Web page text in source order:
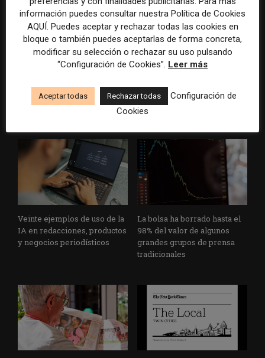
El gran problema
tecnológico de los medios ya
no es la falta de
herramientas, sino su
desconexión
WAN-IFRA reúne las
medios ante la IA, la pérdida
de ingresos y los cambios de
consumo
Veinte ejemplos de uso de la
IA en redacciones, productos
y negocios periodísticos
La bolsa ha borrado hasta el
98% del valor de algunos
grandes grupos de prensa
tradicionales
información puedes consultar nuestra Política de Cookies
AQUÍ. Puedes aceptar y rechazar todas las cookies en
bloque o también puedes aceptarlas de forma concreta,
modificar su selección o rechazar su uso pulsando
“Configuración de Cookies”. Leer más
Aceptar todas Rechazar todas
Configuración de
Cookies